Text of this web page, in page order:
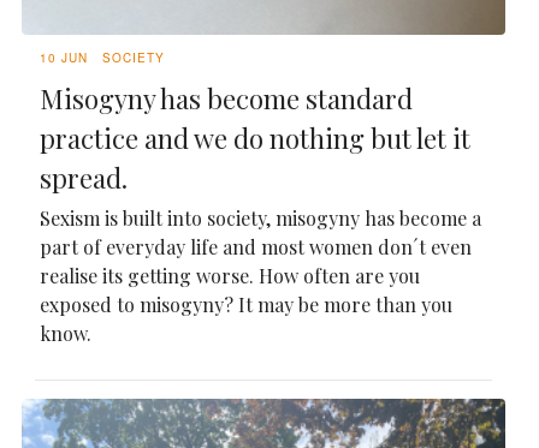
10 JUN SOCIETY
Misogyny has become standard
practice and we do nothing but let it
spread.
Sexism is built into society, misogyny has become a
part of everyday life and most women don´t even
realise its getting worse. How often are you
exposed to misogyny? It may be more than you
know.